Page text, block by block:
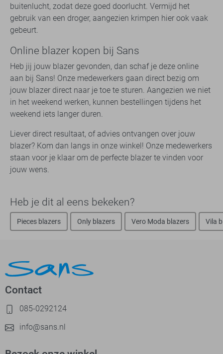
buitenlucht, zodat deze goed doorlucht. Vermijd het
gebruik van een droger, aangezien krimpen hier ook vaak
gebeurt.
Online blazer kopen bij Sans
Heb jij jouw blazer gevonden, dan schaf je deze online
aan bij Sans! Onze medewerkers gaan direct bezig om
jouw blazer direct naar je toe te sturen. Aangezien we niet
in het weekend werken, kunnen bestellingen tijdens het
weekend iets langer duren.
Liever direct resultaat, of advies ontvangen over jouw
blazer? Kom dan langs in onze winkel! Onze medewerkers
staan voor je klaar om de perfecte blazer te vinden voor
jouw wens.
Heb je dit al eens bekeken?
Pieces blazers Only blazers Vero Moda blazers Vila
Contact
085-0292124
info@sans.nl